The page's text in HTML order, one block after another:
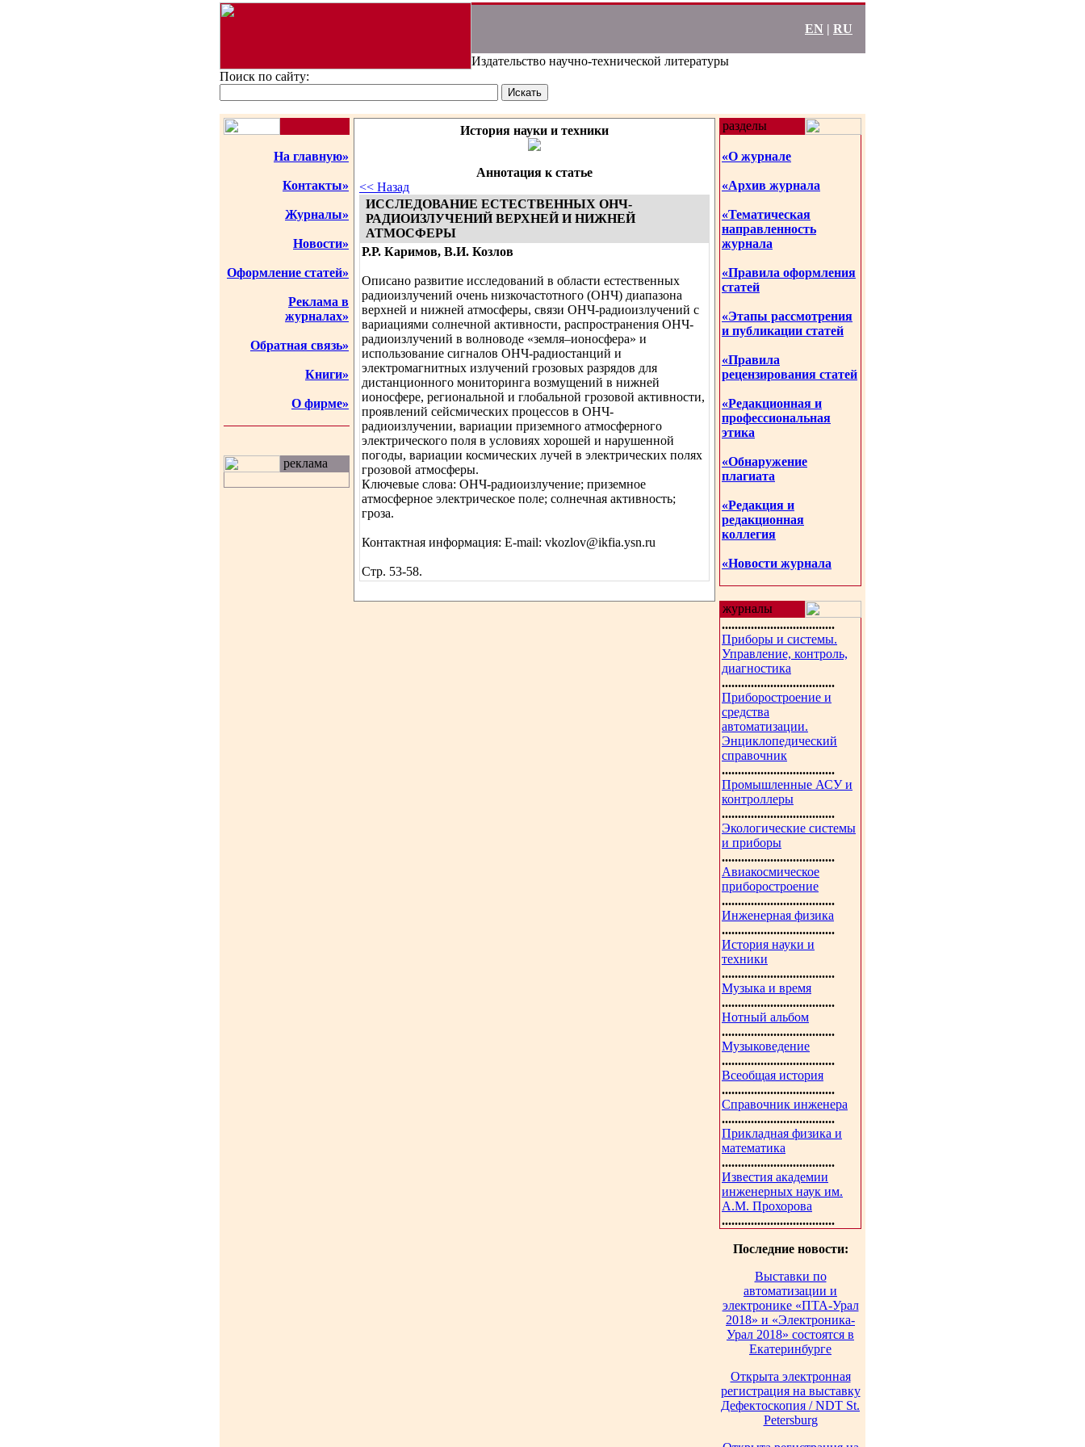
EN | RU
Издательство научно-технической литературы
Поиск по сайту:
На главную»
Контакты»
Журналы»
Новости»
Оформление статей»
Реклама в
журналах»
Обратная связь»
Книги»
О фирме»
реклама
История науки и техники
Аннотация к статье
<< Назад
ИССЛЕДОВАНИЕ ЕСТЕСТВЕННЫХ ОНЧ-
РАДИОИЗЛУЧЕНИЙ ВЕРХНЕЙ И НИЖНЕЙ
АТМОСФЕРЫ
Р.Р. Каримов, В.И. Козлов
Описано развитие исследований в области естественных
радиоизлучений очень низкочастотного (ОНЧ) диапазона
верхней и нижней атмосферы, связи ОНЧ-радиоизлучений с
вариациями солнечной активности, распространения ОНЧ-
радиоизлучений в волноводе «земля–ионосфера» и
использование сигналов ОНЧ-радиостанций и
электромагнитных излучений грозовых разрядов для
дистанционного мониторинга возмущений в нижней
ионосфере, региональной и глобальной грозовой активности,
проявлений сейсмических процессов в ОНЧ-
радиоизлучении, вариации приземного атмосферного
электрического поля в условиях хорошей и нарушенной
погоды, вариации космических лучей в электрических полях
грозовой атмосферы.
Ключевые слова: ОНЧ-радиоизлучение; приземное
атмосферное электрическое поле; солнечная активность;
гроза.
Контактная информация: Е-mail: vkozlov@ikfia.ysn.ru
Стр. 53-58.
разделы
«О журнале
«Архив журнала
«Тематическая
направленность
журнала
«Правила оформления
статей
«Этапы рассмотрения
и публикации статей
«Правила
рецензирования статей
«Редакционная и
профессиональная
этика
«Обнаружение
плагиата
«Редакция и
редакционная
коллегия
«Новости журнала
журналы
...................................
Приборы и системы.
Управление, контроль,
диагностика
...................................
Приборостроение и
средства
автоматизации.
Энциклопедический
справочник
...................................
Промышленные АСУ и
контроллеры
...................................
Экологические системы
и приборы
...................................
Авиакосмическое
приборостроение
...................................
Инженерная физика
...................................
История науки и
техники
...................................
Музыка и время
...................................
Нотный альбом
...................................
Музыковедение
...................................
Всеобщая история
...................................
Справочник инженера
...................................
Прикладная физика и
математика
...................................
Известия академии
инженерных наук им.
А.М. Прохорова
...................................
Последние новости:
Выставки по
автоматизации и
электронике «ПТА-Урал
2018» и «Электроника-
Урал 2018» состоятся в
Екатеринбурге
Открыта электронная
регистрация на выставку
Дефектоскопия / NDT St.
Petersburg